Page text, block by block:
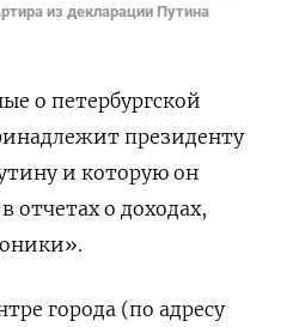
из декларации Путина
о петербургской
президенту
и которую он
отчетах о доходах,
города (по адресу